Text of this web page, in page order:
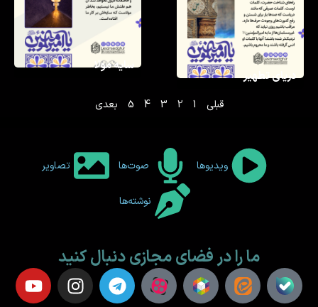
دریای تطهیر
سایه مولا
قبلی 1
2
3
4
5 بعدی
ویدیوها صوت‌ها تصاویر
نوشته‌ها
ما را در فضای مجازی دنبال کنید